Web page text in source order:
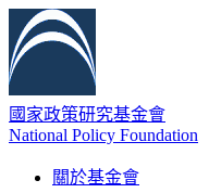
國家政策研究基金會
National Policy Foundation
關於基金會